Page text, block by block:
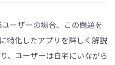
ーザーの場合、この問題を
特化したアプリを詳しく解説
、ユーザーは自宅にいながら